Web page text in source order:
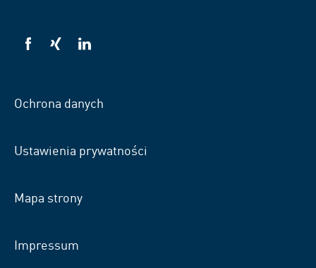
VSB
VSB
VSB
Ochrona danych
Ustawienia prywatności
Mapa strony
Impressum